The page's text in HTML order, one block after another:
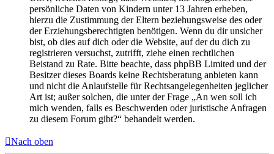
persönliche Daten von Kindern unter 13 Jahren erheben,
hierzu die Zustimmung der Eltern beziehungsweise des oder
der Erziehungsberechtigten benötigen. Wenn du dir unsicher
bist, ob dies auf dich oder die Website, auf der du dich zu
registrieren versuchst, zutrifft, ziehe einen rechtlichen
Beistand zu Rate. Bitte beachte, dass phpBB Limited und der
Besitzer dieses Boards keine Rechtsberatung anbieten kann
und nicht die Anlaufstelle für Rechtsangelegenheiten jeglicher
Art ist; außer solchen, die unter der Frage „An wen soll ich
mich wenden, falls es Beschwerden oder juristische Anfragen
zu diesem Forum gibt?“ behandelt werden.
Nach oben